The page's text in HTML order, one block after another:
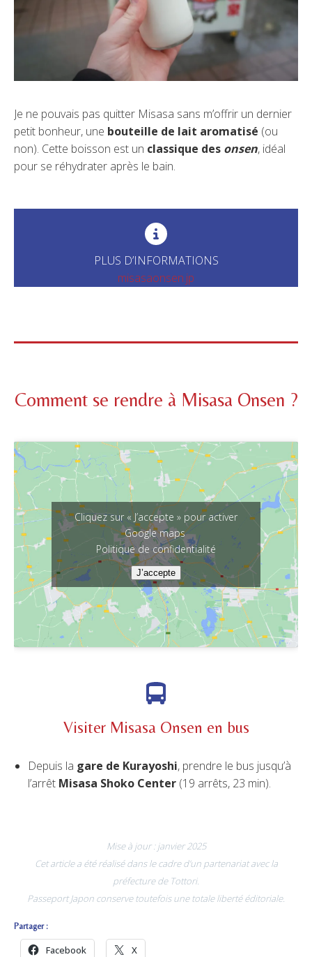
Je ne pouvais pas quitter Misasa sans m’offrir un dernier
petit bonheur, une bouteille de lait aromatisé (ou
non). Cette boisson est un classique des onsen, idéal
pour se réhydrater après le bain.
PLUS D’INFORMATIONS
misasaonsen.jp
Comment se rendre à Misasa Onsen ?
Cliquez sur « J’accepte » pour activer
Google maps
Politique de confidentialité
J’accepte
Visiter Misasa Onsen en bus
Depuis la gare de Kurayoshi, prendre le bus jusqu’à
l’arrêt Misasa Shoko Center (19 arrêts, 23 min).
Mise à jour : janvier 2025
Cet article a été réalisé dans le cadre d’un partenariat avec la
préfecture de Tottori.
Passeport Japon conserve toutefois une totale liberté éditoriale.
Partager :
Facebook X